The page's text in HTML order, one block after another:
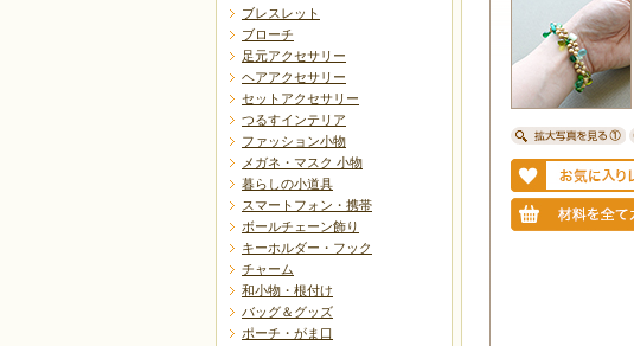
ブレスレット
ブローチ
足元アクセサリー
ヘアアクセサリー
セットアクセサリー
つるすインテリア
ファッション小物
メガネ・マスク 小物
暮らしの小道具
スマートフォン・携帯
ボールチェーン飾り
キーホルダー・フック
チャーム
和小物・根付け
バッグ＆グッズ
ポーチ・がま口